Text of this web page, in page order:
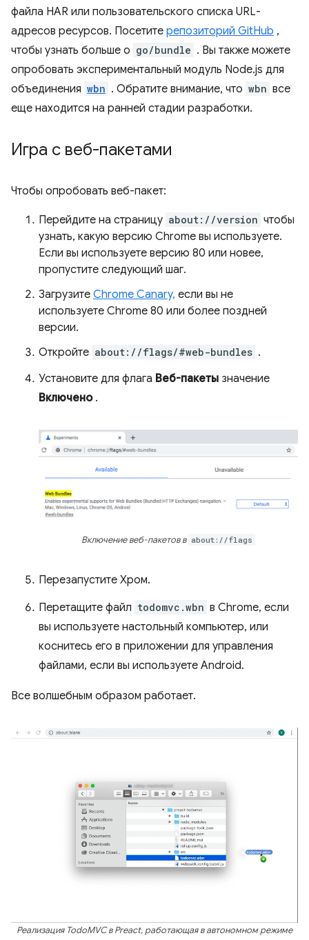
файла HAR или пользовательского списка URL-
адресов ресурсов. Посетите репозиторий GitHub ,
чтобы узнать больше о go/bundle . Вы также можете
опробовать экспериментальный модуль Node.js для
объединения wbn . Обратите внимание, что wbn все
еще находится на ранней стадии разработки.
Игра с веб-пакетами
Чтобы опробовать веб-пакет:
Перейдите на страницу about://version чтобы
узнать, какую версию Chrome вы используете.
Если вы используете версию 80 или новее,
пропустите следующий шаг.
Загрузите Chrome Canary, если вы не
используете Chrome 80 или более поздней
версии.
Откройте about://flags/#web-bundles .
Установите для флага Веб-пакеты значение
Включено.
Включение веб-пакетов в about://flags
Перезапустите Хром.
Перетащите файл todomvc.wbn в Chrome, если
вы используете настольный компьютер, или
коснитесь его в приложении для управления
файлами, если вы используете Android.
Все волшебным образом работает.
Реализация TodoMVC в Preact, работающая в автономном режиме